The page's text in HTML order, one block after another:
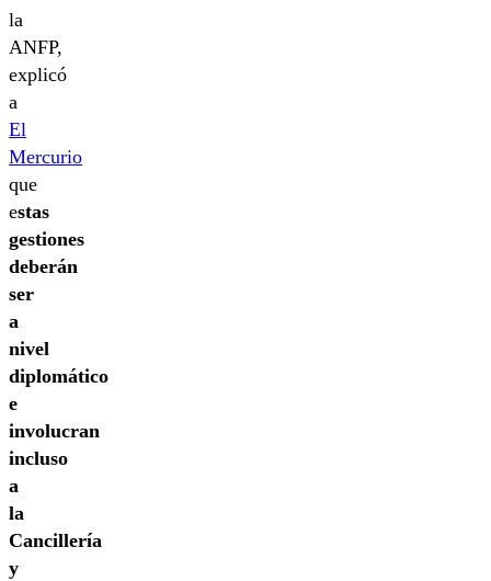
la
ANFP,
explicó
a
El
Mercurio
que
estas
gestiones
deberán
ser
a
nivel
diplomático
e
involucran
incluso
a
la
Cancillería
y